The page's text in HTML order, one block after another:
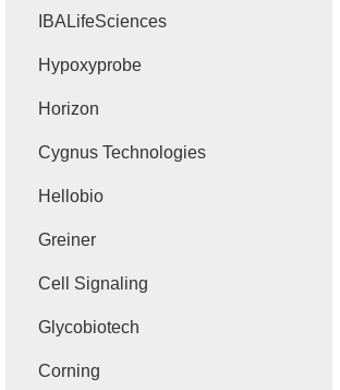
IBALifeSciences
Hypoxyprobe
Horizon
Cygnus Technologies
Hellobio
Greiner
Cell Signaling
Glycobiotech
Corning